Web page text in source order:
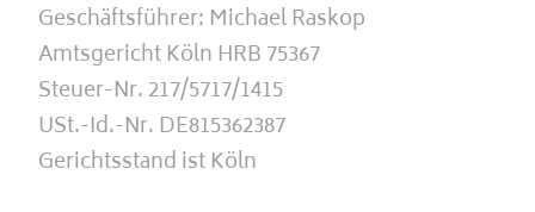
Geschäftsführer: Michael Raskop
Amtsgericht Köln HRB 75367
Steuer-Nr. 217/5717/1415
USt.-Id.-Nr. DE815362387
Gerichtsstand ist Köln